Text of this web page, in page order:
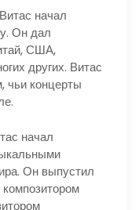
начал
Он дал
США,
других. Витас
чьи концерты
начал
Он выпустил